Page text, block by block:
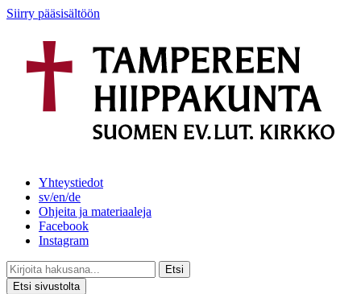
Siirry pääsisältöön
Yhteystiedot
sv/en/de
Ohjeita ja materiaaleja
Facebook
Instagram
Etsi
Etsi sivustolta